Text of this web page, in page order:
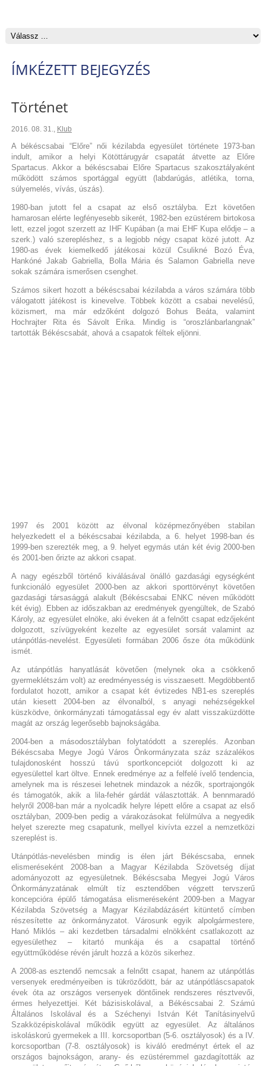
ÍMKÉZETT BEJEGYZÉS
Történet
2016. 08. 31., Klub
A békéscsabai “Előre” női kézilabda egyesület története 1973-ban
indult, amikor a helyi Kötöttárugyár csapatát átvette az Előre
Spartacus. Akkor a békéscsabai Előre Spartacus szakosztályaként
működött számos sportággal együtt (labdarúgás, atlétika, torna,
súlyemelés, vívás, úszás).
1980-ban jutott fel a csapat az első osztályba. Ezt követően
hamarosan elérte legfényesebb sikerét, 1982-ben ezüstérem birtokosa
lett, ezzel jogot szerzett az IHF Kupában (a mai EHF Kupa elődje – a
szerk.) való szerepléshez, s a legjobb négy csapat közé jutott. Az
1980-as évek kiemelkedő játékosai közül Csulikné Bozó Éva,
Hankóné Jakab Gabriella, Bolla Mária és Salamon Gabriella neve
sokak számára ismerősen csenghet.
Számos sikert hozott a békéscsabai kézilabda a város számára több
válogatott játékost is kinevelve. Többek között a csabai nevelésű,
közismert, ma már edzőként dolgozó Bohus Beáta, valamint
Hochrajter Rita és Sávolt Erika. Mindig is “oroszlánbarlangnak”
tartották Békéscsabát, ahová a csapatok féltek eljönni.
1997 és 2001 között az élvonal középmezőnyében stabilan
helyezkedett el a békéscsabai kézilabda, a 6. helyet 1998-ban és
1999-ben szerezték meg, a 9. helyet egymás után két évig 2000-ben
és 2001-ben őrizte az akkori csapat.
A nagy egészből történő kiválásával önálló gazdasági egységként
funkcionáló egyesület 2000-ben az akkori sporttörvényt követően
gazdasági társasággá alakult (Békéscsabai ENKC néven működött
két évig). Ebben az időszakban az eredmények gyengültek, de Szabó
Károly, az egyesület elnöke, aki éveken át a felnőtt csapat edzőjeként
dolgozott, szívügyeként kezelte az egyesület sorsát valamint az
utánpótlás-nevelést. Egyesületi formában 2006 ősze óta működünk
ismét.
Az utánpótlás hanyatlását követően (melynek oka a csökkenő
gyermeklétszám volt) az eredményesség is visszaesett. Megdöbbentő
fordulatot hozott, amikor a csapat két évtizedes NB1-es szereplés
után kiesett 2004-ben az élvonalból, s anyagi nehézségekkel
küszködve, önkormányzati támogatással egy év alatt visszaküzdötte
magát az ország legerősebb bajnokságába.
2004-ben a másodosztályban folytatódott a szereplés. Azonban
Békéscsaba Megye Jogú Város Önkormányzata száz százalékos
tulajdonosként hosszú távú sportkoncepciót dolgozott ki az
egyesülettel kart öltve. Ennek eredménye az a felfelé ívelő tendencia,
amelynek ma is részesei lehetnek mindazok a nézők, sportrajongók
és támogatók, akik a lila-fehér gárdát választották. A bennmaradó
helyről 2008-ban már a nyolcadik helyre lépett előre a csapat az első
osztályban, 2009-ben pedig a várakozásokat felülmúlva a negyedik
helyet szerezte meg csapatunk, mellyel kivívta ezzel a nemzetközi
szereplést is.
Utánpótlás-nevelésben mindig is élen járt Békéscsaba, ennek
elismeréseként 2008-ban a Magyar Kézilabda Szövetség díjat
adományozott az egyesületnek. Békéscsaba Megyei Jogú Város
Önkormányzatának elmúlt tíz esztendőben végzett tervszerű
koncepcióra épülő támogatása elismeréseként 2009-ben a Magyar
Kézilabda Szövetség a Magyar Kézilabdázásért kitüntető címben
részesítette az önkormányzatot. Városunk egyik alpolgármestere,
Hanó Miklós – aki kezdetben társadalmi elnökként csatlakozott az
egyesülethez – kitartó munkája és a csapattal történő
együttműködése révén járult hozzá a közös sikerhez.
A 2008-as esztendő nemcsak a felnőtt csapat, hanem az utánpótlás
versenyek eredményeiben is tükröződött, bár az utánpótláscsapatok
évek óta az országos versenyek döntőinek rendszeres résztvevői,
érmes helyezettjei. Két bázisiskolával, a Békéscsabai 2. Számú
Általános Iskolával és a Széchenyi István Két Tanításinyelvű
Szakközépiskolával működik együtt az egyesület. Az általános
iskoláskorú gyermekek a III. korcsoportban (5-6. osztályosok) és a IV.
korcsoportban (7-8. osztályosok) is kiváló eredményt értek el az
országos bajnokságon, arany- és ezüstéremmel gazdagították az